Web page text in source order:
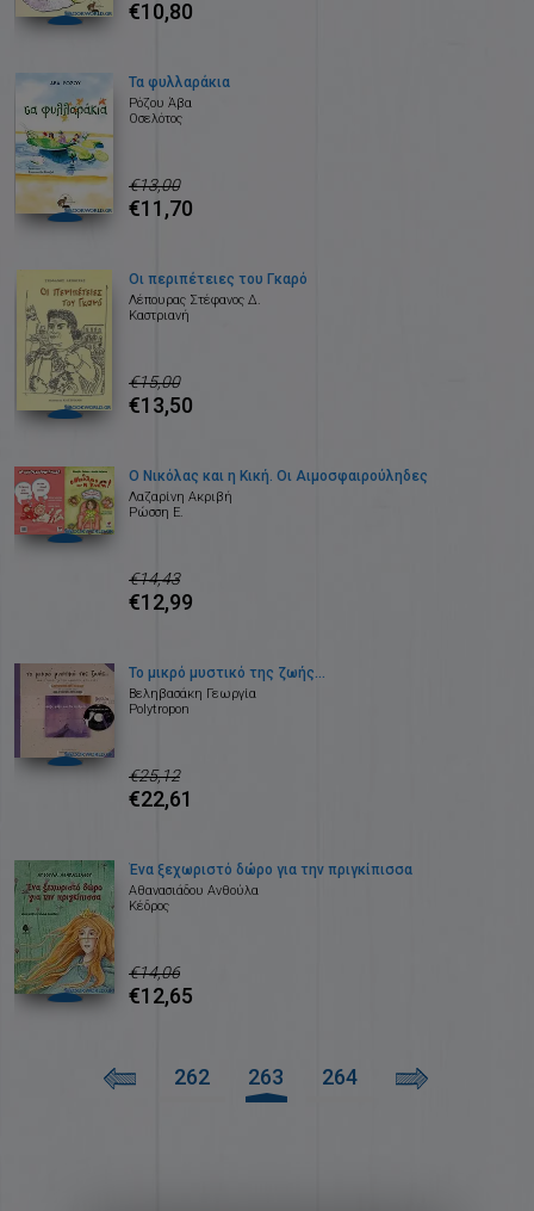
€10,80
Τα φυλλαράκια
Ρόζου Άβα
Οσελότος
€13,00
€11,70
Οι περιπέτειες του Γκαρό
Λέπουρας Στέφανος Δ.
Καστριανή
€15,00
€13,50
Ο Νικόλας και η Κική. Οι Αιμοσφαιρούληδες
Λαζαρίνη Ακριβή
Ρώσση Ε.
€14,43
€12,99
Το μικρό μυστικό της ζωής...
Βεληβασάκη Γεωργία
Polytropon
€25,12
€22,61
Ένα ξεχωριστό δώρο για την πριγκίπισσα
Αθανασιάδου Ανθούλα
Κέδρος
€14,06
€12,65
262 263 264